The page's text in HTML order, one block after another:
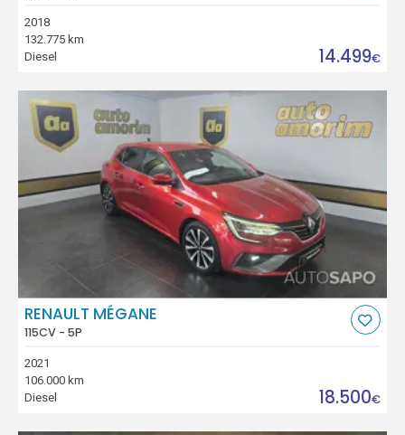
2018
132.775 km
Diesel
14.499€
RENAULT MÉGANE
115CV - 5P
2021
106.000 km
Diesel
18.500€